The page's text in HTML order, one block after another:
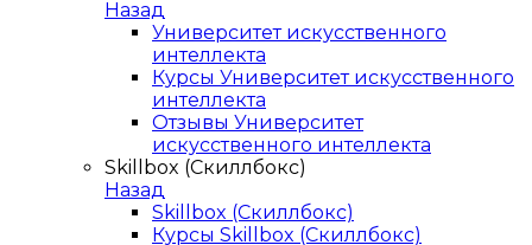
Назад
Университет искусственного
интеллекта
Курсы Университет искусственного
интеллекта
Отзывы Университет
искусственного интеллекта
Skillbox (Скиллбокс)
Назад
Skillbox (Скиллбокс)
Курсы Skillbox (Скиллбокс)